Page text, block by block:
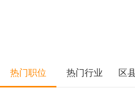
热门职位 热门行业 区